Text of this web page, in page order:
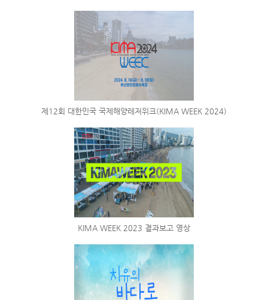
제12회 대한민국 국제해양레저위크(KIMA WEEK 2024)
KIMA WEEK 2023 결과보고 영상